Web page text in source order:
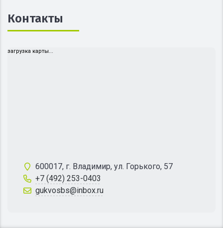
Контакты
загрузка карты...
600017, г. Владимир, ул. Горького, 57
+7 (492) 253-0403
gukvosbs@inbox.ru